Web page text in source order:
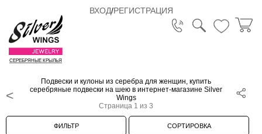
ВХОД/РЕГИСТРАЦИЯ
СЕРЕБРЯНЫЕ КРЫЛЬЯ
Подвески и кулоны из серебра для женщин, купить
серебряные подвески на шею в интернет-магазине Silver
Wings
Страница 1 из 3
ФИЛЬТР СОРТИРОВКА